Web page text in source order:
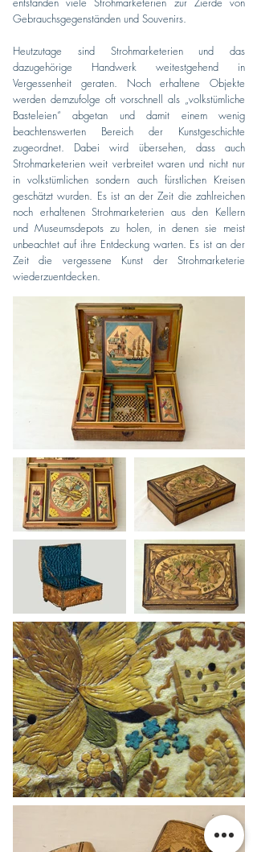
Gebrauchsgegenständen und Souvenirs.
Heutzutage sind Strohmarketerien und das
dazugehörige Handwerk weitestgehend in
Vergessenheit geraten. Noch erhaltene Objekte
werden demzufolge oft vorschnell als „volkstümliche
Basteleien“ abgetan und damit einem wenig
beachtenswerten Bereich der Kunstgeschichte
zugeordnet. Dabei wird übersehen, dass auch
Strohmarketerien weit verbreitet waren und nicht nur
in volkstümlichen sondern auch fürstlichen Kreisen
geschätzt wurden. Es ist an der Zeit die zahlreichen
noch erhaltenen Strohmarketerien aus den Kellern
und Museumsdepots zu holen, in denen sie meist
unbeachtet auf ihre Entdeckung warten. Es ist an der
Zeit die vergessene Kunst der Strohmarketerie
wiederzuentdecken.